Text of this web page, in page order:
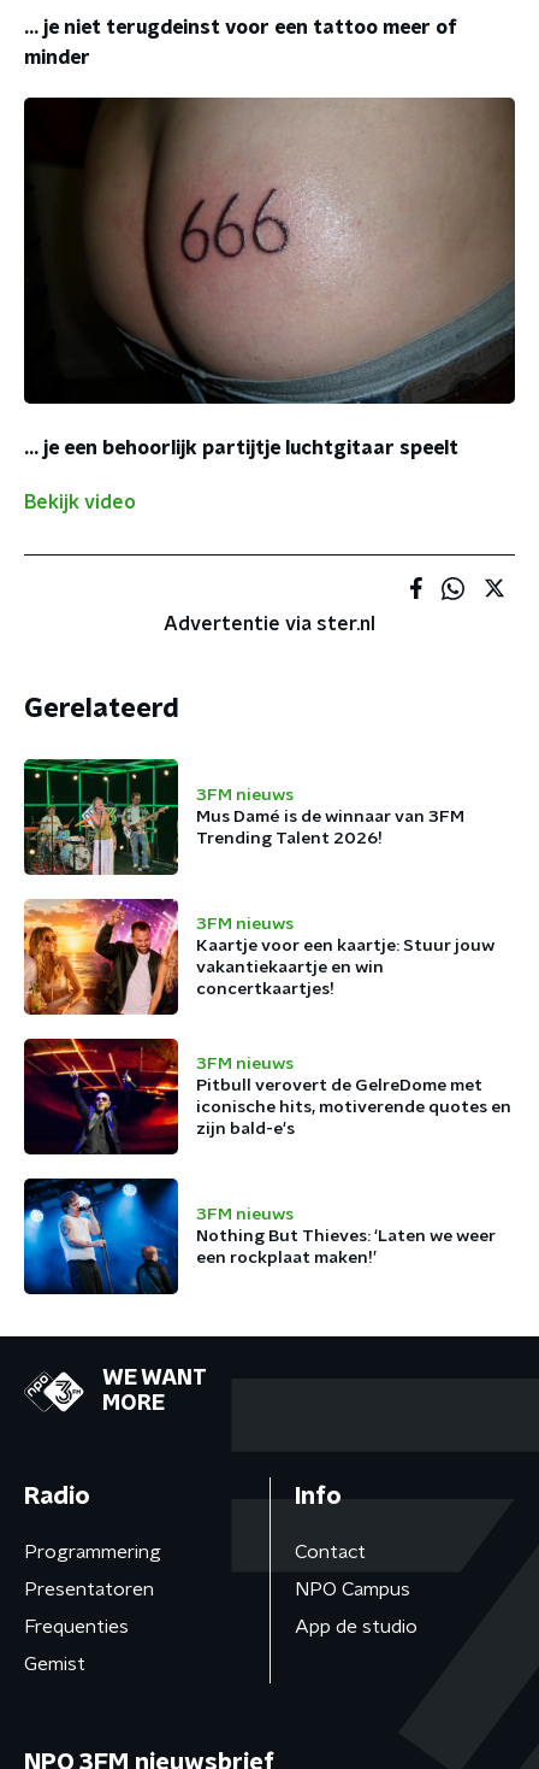
... je niet terugdeinst voor een tattoo meer of
minder
... je een behoorlijk partijtje luchtgitaar speelt
Bekijk video
Advertentie via ster.nl
Gerelateerd
3FM nieuws
Mus Damé is de winnaar van 3FM
Trending Talent 2026!
3FM nieuws
Kaartje voor een kaartje: Stuur jouw
vakantiekaartje en win
concertkaartjes!
3FM nieuws
Pitbull verovert de GelreDome met
iconische hits, motiverende quotes en
zijn bald-e's
3FM nieuws
Nothing But Thieves: ‘Laten we weer
een rockplaat maken!’
WE WANT
MORE
Radio
Programmering
Presentatoren
Frequenties
Gemist
Info
Contact
NPO Campus
App de studio
NPO 3FM nieuwsbrief